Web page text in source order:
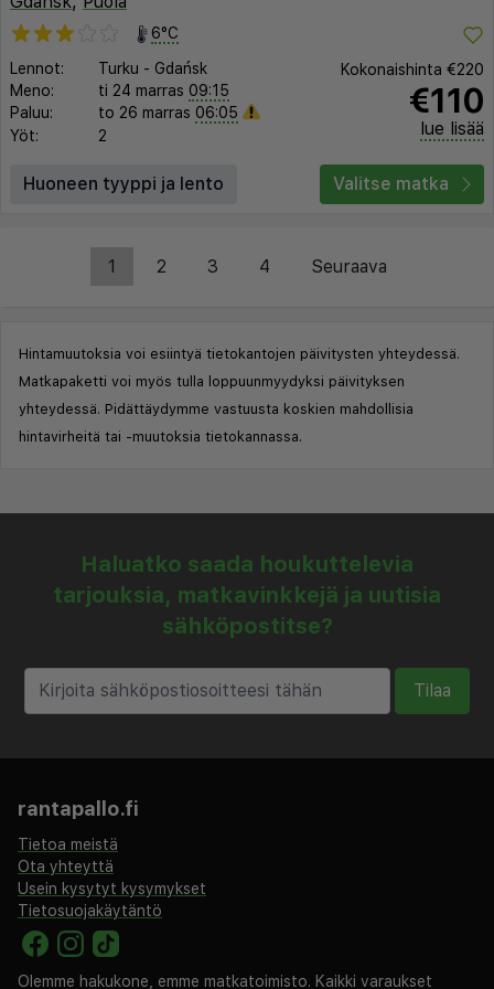
6°C
Lennot:
Turku - Gdańsk
Meno:
ti 24 marras 09:15
Paluu:
to 26 marras 06:05
Yöt:
2
Kokonaishinta €220
€110
lue lisää
Huoneen tyyppi ja lento Valitse matka
1 2 3 4 Seuraava
Hintamuutoksia voi esiintyä tietokantojen päivitysten yhteydessä.
Matkapaketti voi myös tulla loppuunmyydyksi päivityksen
yhteydessä. Pidättäydymme vastuusta koskien mahdollisia
hintavirheitä tai -muutoksia tietokannassa.
Haluatko saada houkuttelevia
tarjouksia, matkavinkkejä ja uutisia
sähköpostitse?
Tilaa
rantapallo.fi
Tietoa meistä
Ota yhteyttä
Usein kysytyt kysymykset
Tietosuojakäytäntö
Olemme hakukone, emme matkatoimisto. Kaikki varaukset